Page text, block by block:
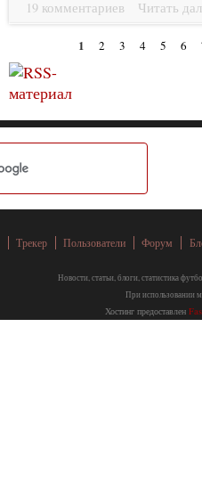
19 комментариев Читать
1 2 3 4 5 6
Трекер Пользователи Форум
Новости, статьи, блоги, статистика
При использовании
Хостинг предоставлен